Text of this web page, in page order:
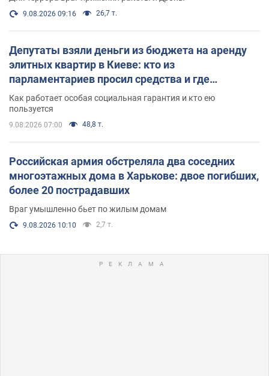
9.08.2026 09:16 26,7 т.
Депутаты взяли деньги из бюджета на аренду
элитных квартир в Киеве: кто из
парламентариев просил средства и где
поселился
Как работает особая социальная гарантия и кто ею
пользуется
9.08.2026 07:00 48,8 т.
Российская армия обстреляла два соседних
многоэтажных дома в Харькове: двое погибших,
более 20 пострадавших
Враг умышленно бьет по жилым домам
9.08.2026 10:10 2,7 т.